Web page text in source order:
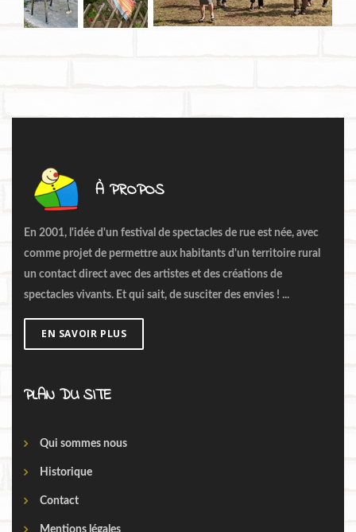
À PROPOS
En 2001, l'idée d'un festival de spectacles de rue est née, avec
comme projet de permettre aux habitants d'un territoire rural
un contact direct avec des artistes et des créations de
spectacles vivants. Et qui sait, de susciter des envies ! ...
EN SAVOIR PLUS
PLAN DU SITE
Qui sommes nous
Historique
Contact